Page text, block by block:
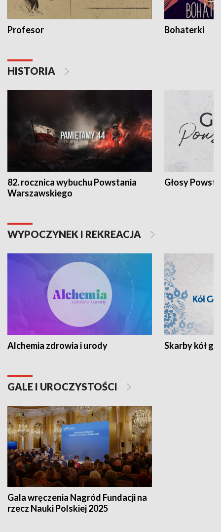
Profesor Bohaterki
HISTORIA
82. rocznica wybuchu Powstania
Warszawskiego
Głosy
WYPOCZYNEK I REKREACJA
Alchemia zdrowia i urody Skarby kół
GALE I UROCZYSTOŚCI
Gala wręczenia Nagród Fundacji na
rzecz Nauki Polskiej 2025